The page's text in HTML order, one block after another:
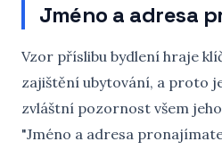
Jméno a adresa
Vzor příslibu bydlení hraje
zajištění ubytování, a proto
zvláštní pozornost všem
"Jméno a adresa